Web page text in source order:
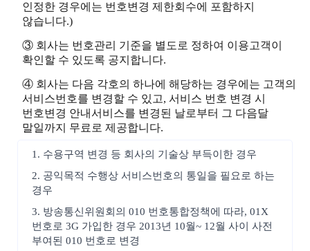
인정한 경우에는 번호변경 제한회수에 포함하지
않습니다.)
③ 회사는 번호관리 기준을 별도로 정하여 이용고객이
확인할 수 있도록 공지합니다.
④ 회사는 다음 각호의 하나에 해당하는 경우에는 고객의
서비스번호를 변경할 수 있고, 서비스 번호 변경 시
번호변경 안내서비스를 변경된 날로부터 그 다음달
말일까지 무료로 제공합니다.
1. 수용구역 변경 등 회사의 기술상 부득이한 경우
2. 공익목적 수행상 서비스번호의 통일을 필요로 하는
경우
3. 방송통신위원회의 010 번호통합정책에 따라, 01X
번호로 3G 가입한 경우 2013년 10월~ 12월 사이 사전
부여된 010 번호로 변경